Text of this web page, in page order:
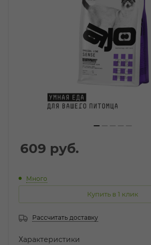
609 руб.
Много
Купить в 1 клик
Рассчитать доставку
Характеристики